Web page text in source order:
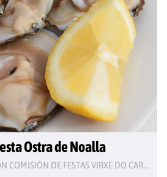
Ostra de Noalla
ASOCIACIÓN COMISIÓN DE FESTAS VIRXE DO CARME